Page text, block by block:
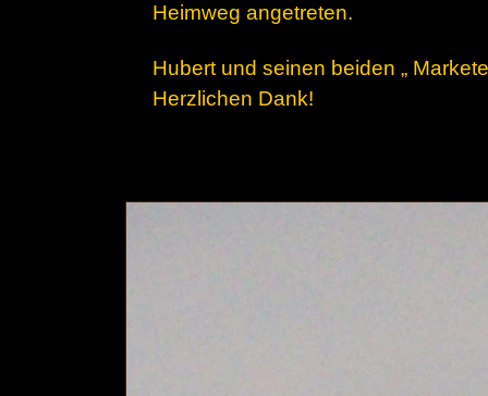
Heimweg angetreten.
Hubert und seinen beiden „
Herzlichen Dank!